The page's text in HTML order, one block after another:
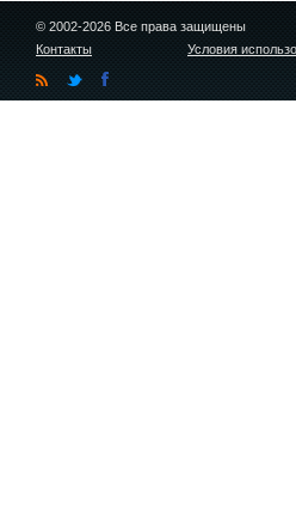
© 2002-2026 Все права защищены
Контакты
Условия